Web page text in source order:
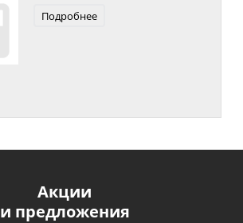
Подробнее
Акции
и предложения